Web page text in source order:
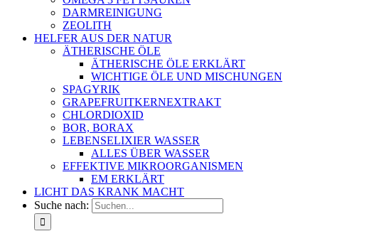
DARMREINIGUNG
ZEOLITH
HELFER AUS DER NATUR
ÄTHERISCHE ÖLE
ÄTHERISCHE ÖLE ERKLÄRT
WICHTIGE ÖLE UND MISCHUNGEN
SPAGYRIK
GRAPEFRUITKERNEXTRAKT
CHLORDIOXID
BOR, BORAX
LEBENSELIXIER WASSER
ALLES ÜBER WASSER
EFFEKTIVE MIKROORGANISMEN
EM ERKLÄRT
LICHT DAS KRANK MACHT
Suche nach: